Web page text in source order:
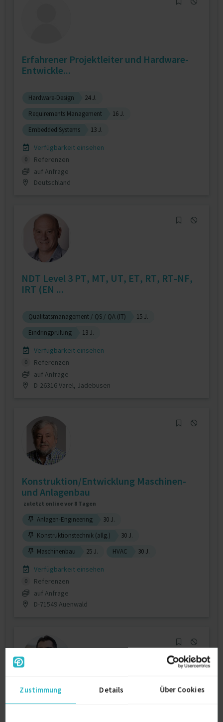
Zustimmung Details Über Cookies
Erfahrener Projektleiter und Hardware-
Entwickle...
Hardware-Design
24 J.
Requirements Management
16 J.
Embedded Systems
13 J.
Verfügbarkeit einsehen
0
Referenzen
auf Anfrage
Deutschland
NDT Level 3 PT, MT, UT, ET, RT, RT-NF,
IRT (EN ...
Qualitätsmanagement / QS / QA (IT)
15 J.
Eindringprüfung
13 J.
Verfügbarkeit einsehen
0
Referenzen
auf Anfrage
D-26316 Varel, Jadebusen
Konstruktion/Entwicklung Maschinen-
und Anlagenbau
zuletzt online vor 8 Tagen
Anlagen-Engineering
30 J.
Konstruktionstechnik (allg.)
30 J.
Maschinenbau
25 J. HVAC 30 J.
Verfügbarkeit einsehen
0
Referenzen
auf Anfrage
D-71549 Auenwald